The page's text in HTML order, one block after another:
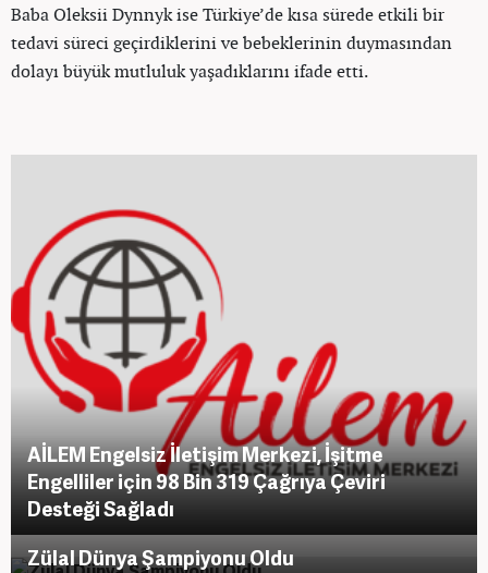
Baba Oleksii Dynnyk ise Türkiye’de kısa sürede etkili bir
tedavi süreci geçirdiklerini ve bebeklerinin duymasından
dolayı büyük mutluluk yaşadıklarını ifade etti.
AİLEM Engelsiz İletişim Merkezi, İşitme
Engelliler için 98 Bin 319 Çağrıya Çeviri
Desteği Sağladı
Zülal Dünya Şampiyonu Oldu